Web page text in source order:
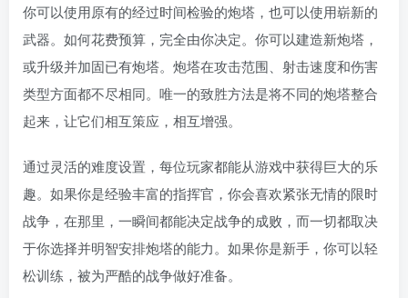
你可以使用原有的经过时间检验的炮塔，也可以使用崭新的
武器。如何花费预算，完全由你决定。你可以建造新炮塔，
或升级并加固已有炮塔。炮塔在攻击范围、射击速度和伤害
类型方面都不尽相同。唯一的致胜方法是将不同的炮塔整合
起来，让它们相互策应，相互增强。
通过灵活的难度设置，每位玩家都能从游戏中获得巨大的乐
趣。如果你是经验丰富的指挥官，你会喜欢紧张无情的限时
战争，在那里，一瞬间都能决定战争的成败，而一切都取决
于你选择并明智安排炮塔的能力。如果你是新手，你可以轻
松训练，被为严酷的战争做好准备。